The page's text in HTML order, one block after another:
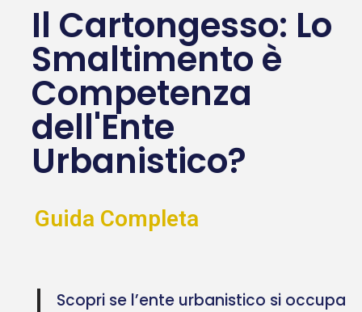
Il Cartongesso: Lo
Smaltimento è
Competenza
dell'Ente
Urbanistico?
Guida Completa
Scopri se l’ente urbanistico si occupa